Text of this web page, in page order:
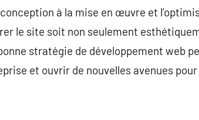
à la mise en œuvre et
le site soit non seulement
stratégie de développement web
et ouvrir de nouvelles avenues